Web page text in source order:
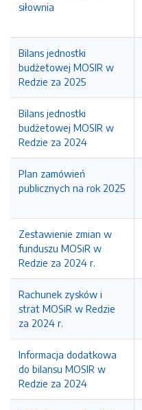
siłownia
Bilans jednostki
budżetowej MOSIR w
Redzie za 2025
Bilans jednostki
budżetowej MOSIR w
Redzie za 2024
Plan zamówień
publicznych na rok 2025
Zestawienie zmian w
funduszu MOSiR w
Redzie za 2024 r.
Rachunek zysków i
strat MOSiR w Redzie
za 2024 r.
Informacja dodatkowa
do bilansu MOSIR w
Redzie za 2024